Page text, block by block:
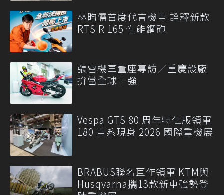
林昀儒首度代言機車 詮釋新款
RTS R 165 性能鋼砲
張雪機車董座專訪／重慶設廠
拚當全球十強
Vespa GTS 80 周年特仕版領軍
180 車系現身 2026 國際重機展
BRABUS聯名巨作領軍 KTM與
Husqvarna攜13款新車強勢登